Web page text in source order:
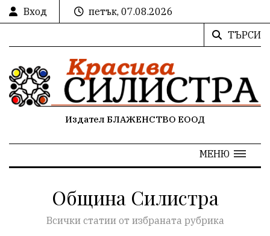
Вход
петък, 07.08.2026
ТЪРСИ
Издател БЛАЖЕНСТВО ЕООД
МЕНЮ
Община Силистра
Всички статии от избраната рубрика